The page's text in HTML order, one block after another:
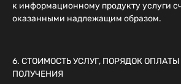
к информационному продукту услуги
оказанными надлежащим образом.
6. СТОИМОСТЬ УСЛУГ, ПОРЯДОК
ПОЛУЧЕНИЯ